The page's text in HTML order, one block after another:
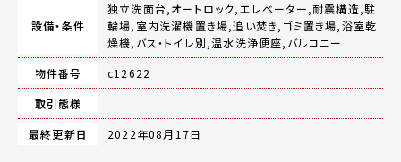
設備・条件
独立洗面台,オートロック,エレベーター,耐震構造,駐
輪場,室内洗濯機置き場,追い焚き,ゴミ置き場,浴室乾
燥機,バス・トイレ別,温水洗浄便座,バルコニー
物件番号
c12622
取引態様
最終更新日
2022年08月17日